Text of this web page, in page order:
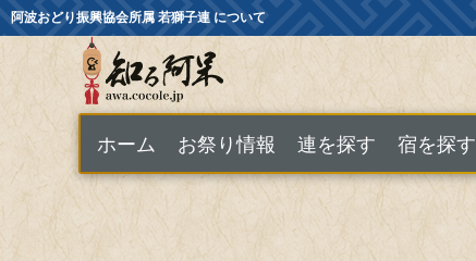
阿波おどり振興協会所属 若獅子連 について
ホーム お祭り情報 連を探す 宿を探す